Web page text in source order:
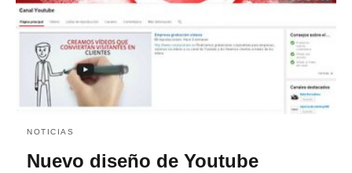
NOTICIAS
Nuevo diseño de Youtube